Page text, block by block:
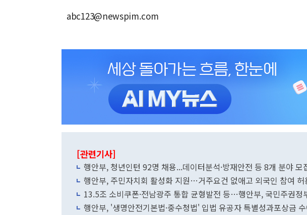
abc123@newspim.com
[관련기사]
행안부, 청년인턴 92명 채용...데이터분석·방재안전 등 8개 분야 모
행안부, 주민자치회 활성화 지원…거주요건 없애고 외국인 참여 허
13.5조 소비쿠폰·전남광주 통합 균형발전 등…행안부, 국민주권정
행안부, '생명안전기본법·중수청법' 입법 유공자 특별성과포상금